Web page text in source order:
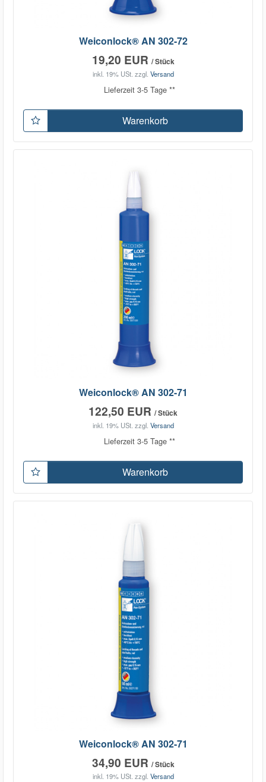
Weiconlock® AN 302-72
19,20 EUR / Stück
inkl. 19% USt. zzgl. Versand
Lieferzeit 3-5 Tage **
Warenkorb
Weiconlock® AN 302-71
122,50 EUR / Stück
inkl. 19% USt. zzgl. Versand
Lieferzeit 3-5 Tage **
Warenkorb
Weiconlock® AN 302-71
34,90 EUR / Stück
inkl. 19% USt. zzgl. Versand